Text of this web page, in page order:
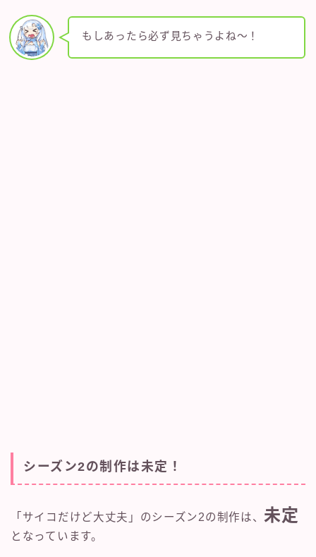
もしあったら必ず見ちゃうよね～！
シーズン2の制作は未定！
「サイコだけど大丈夫」のシーズン2の制作は、未定
となっています。